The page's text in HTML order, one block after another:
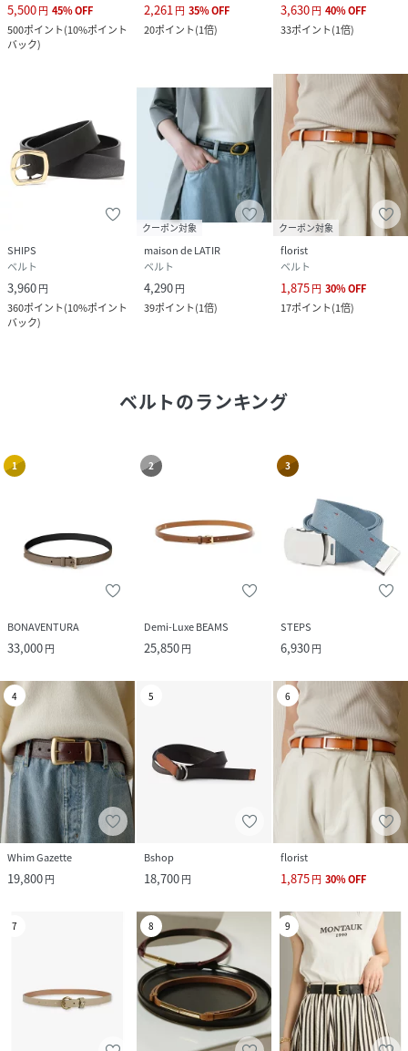
5,500円 45%OFF
500ポイント(10%ポイント
バック)
2,261円 35%OFF
20ポイント(1倍)
3,630円 40%OFF
33ポイント(1倍)
SHIPS
ベルト
3,960円
360ポイント(10%ポイント
バック)
クーポン対象
maison de LATIR
ベルト
4,290円
39ポイント(1倍)
クーポン対象
florist
ベルト
1,875円 30%OFF
17ポイント(1倍)
ベルトのランキング
1
BONAVENTURA
33,000円
2
Demi-Luxe BEAMS
25,850円
3
STEPS
6,930円
4
Whim Gazette
19,800円
5
Bshop
18,700円
6
florist
1,875円 30%OFF
7 8 9